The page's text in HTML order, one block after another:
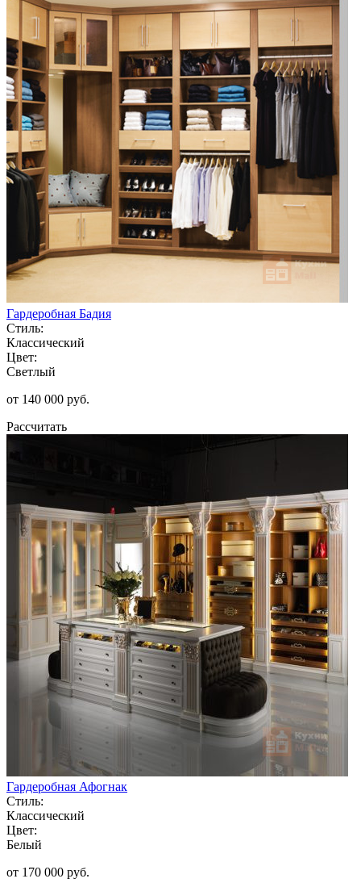
Гардеробная Бадия
Стиль:
Классический
Цвет:
Светлый
от 140 000 руб.
Рассчитать
Гардеробная Афогнак
Стиль:
Классический
Цвет:
Белый
от 170 000 руб.